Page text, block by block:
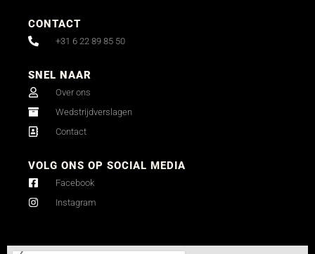
CONTACT
+31 6 22 89 85 50
SNEL NAAR
Over ons
Wedstrijdverslagen
Contact
VOLG ONS OP SOCIAL MEDIA
Facebook
Instagram